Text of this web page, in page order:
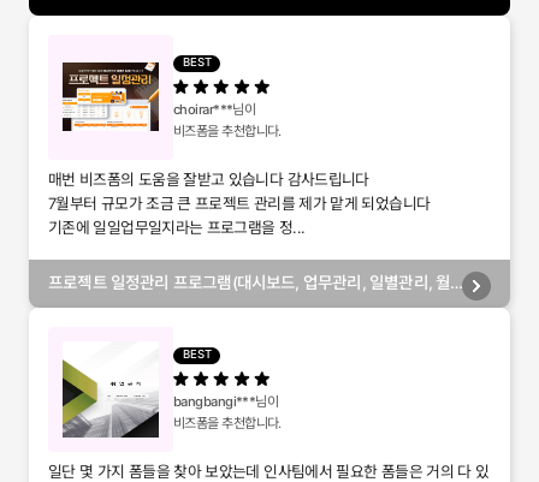
BEST
choirar***님이
비즈폼을 추천합니다.
매번 비즈폼의 도움을 잘받고 있습니다 감사드립니다
7월부터 규모가 조금 큰 프로젝트 관리를 제가 맡게 되었습니다
기존에 일일업무일지라는 프로그램을 정...
프로젝트 일정관리 프로그램(대시보드, 업무관리, 일별관리, 월
BEST
bangbangi***님이
비즈폼을 추천합니다.
일단 몇 가지 폼들을 찾아 보았는데 인사팀에서 필요한 폼들은 거의 다 있